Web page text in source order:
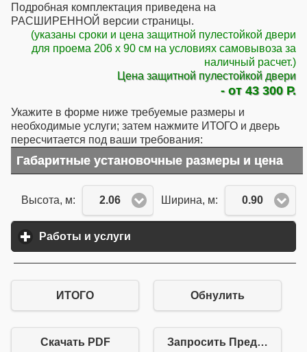
Подробная комплектация приведена на
РАСШИРЕННОЙ версии страницы.
(указаны сроки и цена защитной пулестойкой двери
для проема 206 x 90 см на условиях самовывоза за
наличный расчет.)
Цена защитной пулестойкой двери
- от 43 300 Р.
Укажите в форме ниже требуемые размеры и
необходимые услуги; затем нажмите ИТОГО и дверь
пересчитается под ваши требования:
Габаритные установочные размеры и цена
Высота, м: 2.06 Ширина, м: 0.90
Работы и услуги
ИТОГО Обнулить
Скачать PDF Запросить